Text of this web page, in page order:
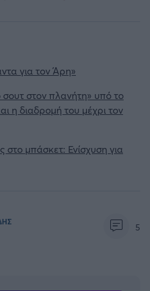
για τον Άρη»
στον πλανήτη» υπό το
η διαδρομή του μέχρι τον
μπάσκετ: Ενίσχυση για
5